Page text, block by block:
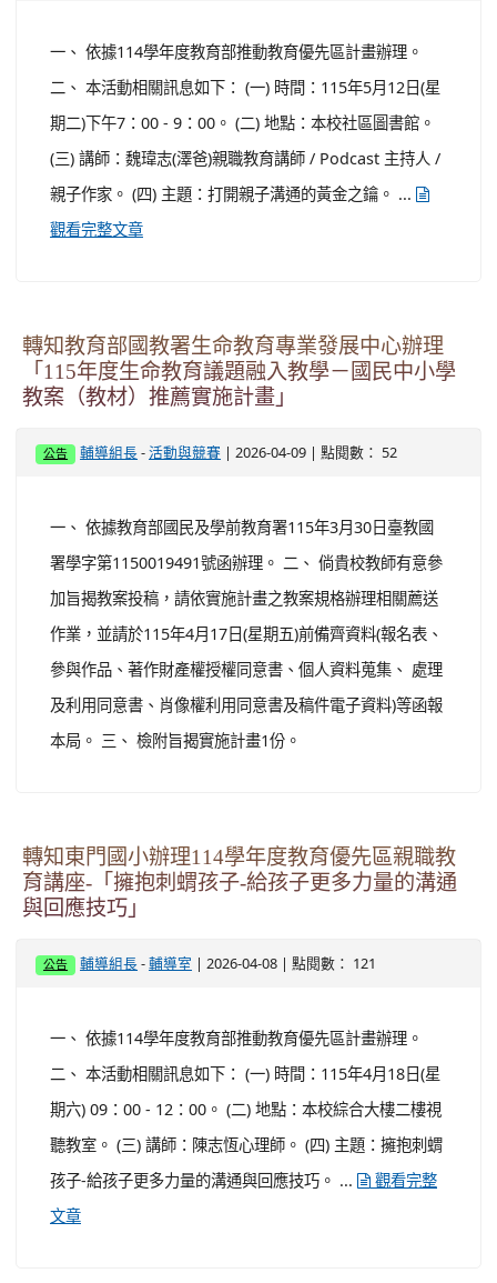
一、 依據114學年度教育部推動教育優先區計畫辦理。
二、 本活動相關訊息如下： (一) 時間：115年5月12日(星
期二)下午7：00 - 9：00。 (二) 地點：本校社區圖書館。
(三) 講師：魏瑋志(澤爸)親職教育講師 / Podcast 主持人 /
親子作家。 (四) 主題：打開親子溝通的黃金之鑰。 ...
觀看完整文章
轉知教育部國教署生命教育專業發展中心辦理
「115年度生命教育議題融入教學－國民中小學
教案（教材）推薦實施計畫」
公告 輔導組長 -活動與競賽 | 2026-04-09 | 點閱數： 52
一、 依據教育部國民及學前教育署115年3月30日臺教國
署學字第1150019491號函辦理。 二、 倘貴校教師有意參
加旨揭教案投稿，請依實施計畫之教案規格辦理相關薦送
作業，並請於115年4月17日(星期五)前備齊資料(報名表、
參與作品、著作財產權授權同意書、個人資料蒐集、 處理
及利用同意書、肖像權利用同意書及稿件電子資料)等函報
本局。 三、 檢附旨揭實施計畫1份。
轉知東門國小辦理114學年度教育優先區親職教
育講座-「擁抱刺蝟孩子-給孩子更多力量的溝通
與回應技巧」
公告 輔導組長 -輔導室 | 2026-04-08 | 點閱數： 121
一、 依據114學年度教育部推動教育優先區計畫辦理。
二、 本活動相關訊息如下： (一) 時間：115年4月18日(星
期六) 09：00 - 12：00。 (二) 地點：本校綜合大樓二樓視
聽教室。 (三) 講師：陳志恆心理師。 (四) 主題：擁抱刺蝟
孩子-給孩子更多力量的溝通與回應技巧。 ...
觀看完整
文章